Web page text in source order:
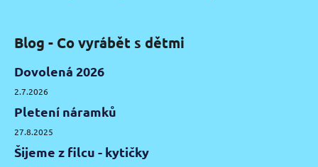
Blog - Co vyrábět s dětmi
Dovolená 2026
2.7.2026
Pletení náramků
27.8.2025
Šijeme z filcu - kytičky